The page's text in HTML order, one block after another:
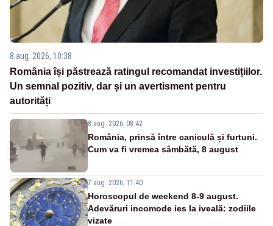
8 aug. 2026, 10:38
România își păstrează ratingul recomandat investițiilor.
Un semnal pozitiv, dar și un avertisment pentru
autorități
8 aug. 2026, 08:42
România, prinsă între caniculă și furtuni.
Cum va fi vremea sâmbătă, 8 august
7 aug. 2026, 11:40
Horoscopul de weekend 8-9 august.
Adevăruri incomode ies la iveală: zodiile
vizate